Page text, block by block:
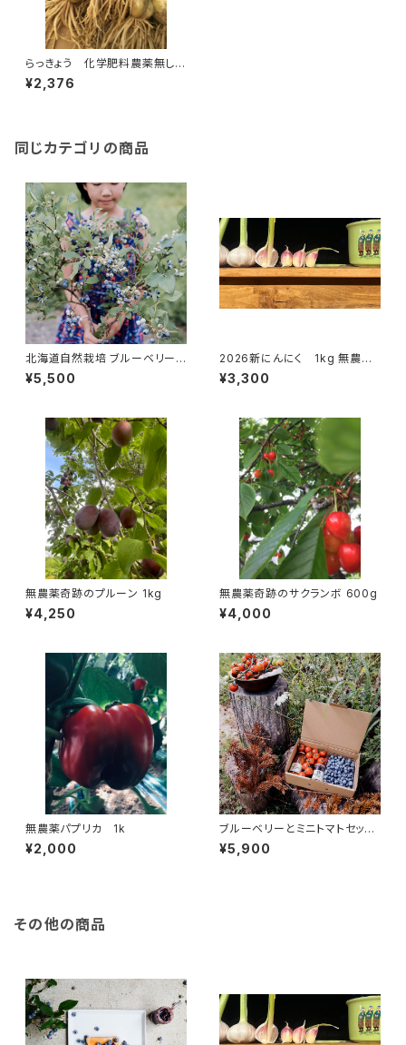
らっきょう 化学肥料農薬無し
1k
¥2,376
同じカテゴリの商品
北海道自然栽培 ブルーベリー
800g 通年除草剤農薬肥料不
使用
¥5,500
2026新にんにく 1kg 無農薬
有機栽培
¥3,300
無農薬奇跡のプルーン 1kg
¥4,250
無農薬奇跡のサクランボ 600g
¥4,000
無農薬パプリカ 1k
¥2,000
ブルーベリーとミニトマトセット
＋ ミニトマトジュース100%
ブルーベリージャム 通年除草
¥5,900
その他の商品